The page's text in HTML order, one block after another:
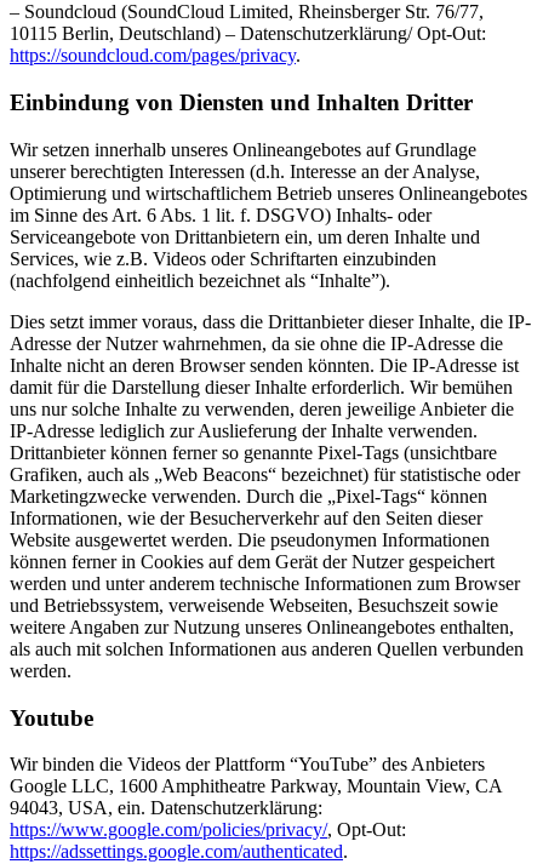
– Soundcloud (SoundCloud Limited, Rheinsberger Str. 76/77,
10115 Berlin, Deutschland) – Datenschutzerklärung/ Opt-Out:
https://soundcloud.com/pages/privacy.
Einbindung von Diensten und Inhalten Dritter
Wir setzen innerhalb unseres Onlineangebotes auf Grundlage
unserer berechtigten Interessen (d.h. Interesse an der Analyse,
Optimierung und wirtschaftlichem Betrieb unseres Onlineangebotes
im Sinne des Art. 6 Abs. 1 lit. f. DSGVO) Inhalts- oder
Serviceangebote von Drittanbietern ein, um deren Inhalte und
Services, wie z.B. Videos oder Schriftarten einzubinden
(nachfolgend einheitlich bezeichnet als “Inhalte”).
Dies setzt immer voraus, dass die Drittanbieter dieser Inhalte, die IP-
Adresse der Nutzer wahrnehmen, da sie ohne die IP-Adresse die
Inhalte nicht an deren Browser senden könnten. Die IP-Adresse ist
damit für die Darstellung dieser Inhalte erforderlich. Wir bemühen
uns nur solche Inhalte zu verwenden, deren jeweilige Anbieter die
IP-Adresse lediglich zur Auslieferung der Inhalte verwenden.
Drittanbieter können ferner so genannte Pixel-Tags (unsichtbare
Grafiken, auch als „Web Beacons“ bezeichnet) für statistische oder
Marketingzwecke verwenden. Durch die „Pixel-Tags“ können
Informationen, wie der Besucherverkehr auf den Seiten dieser
Website ausgewertet werden. Die pseudonymen Informationen
können ferner in Cookies auf dem Gerät der Nutzer gespeichert
werden und unter anderem technische Informationen zum Browser
und Betriebssystem, verweisende Webseiten, Besuchszeit sowie
weitere Angaben zur Nutzung unseres Onlineangebotes enthalten,
als auch mit solchen Informationen aus anderen Quellen verbunden
werden.
Youtube
Wir binden die Videos der Plattform “YouTube” des Anbieters
Google LLC, 1600 Amphitheatre Parkway, Mountain View, CA
94043, USA, ein. Datenschutzerklärung:
https://www.google.com/policies/privacy/, Opt-Out:
https://adssettings.google.com/authenticated.